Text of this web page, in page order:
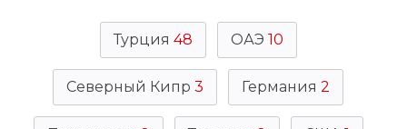
Турция 48 ОАЭ 10
Северный Кипр 3 Германия 2